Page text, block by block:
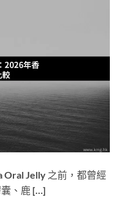
Oral Jelly 之前，都曾經
、鹿 […]